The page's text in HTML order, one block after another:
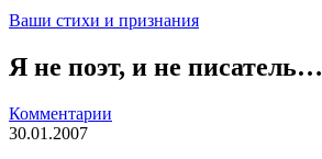
Ваши стихи и признания
Я не поэт, и не писатель…
Комментарии
30.01.2007